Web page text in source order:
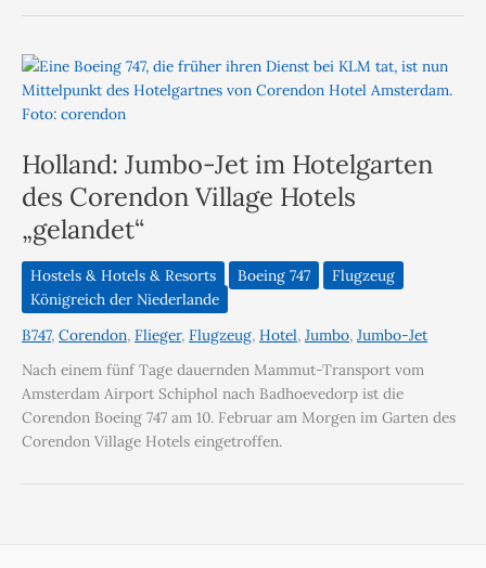
Holland: Jumbo-Jet im Hotelgarten
des Corendon Village Hotels
„gelandet“
Hostels & Hotels & Resorts Boeing 747
Flugzeug
Königreich der Niederlande
B747, Corendon, Flieger, Flugzeug, Hotel, Jumbo, Jumbo-Jet
Nach einem fünf Tage dauernden Mammut-Transport vom
Amsterdam Airport Schiphol nach Badhoevedorp ist die
Corendon Boeing 747 am 10. Februar am Morgen im Garten des
Corendon Village Hotels eingetroffen.